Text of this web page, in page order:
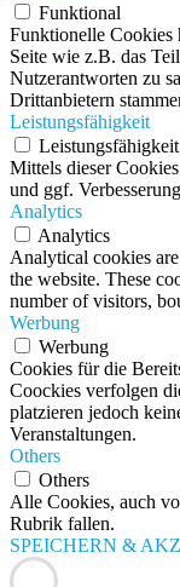
Funktional
Funktionelle Cookies
Seite wie z.B. das
Nutzerantworten zu
Drittanbietern
Leistungsfähigkeit
Leistungsfähigkeit
Mittels dieser
und ggf.
Analytics
Analytics
Analytical cookies
the website. These
number of visitors,
Werbung
Werbung
Cookies für die
Coockies verfolgen
platzieren jedoch
Veranstaltungen.
Others
Others
Alle Cookies, auch
Rubrik fallen.
SPEICHERN &